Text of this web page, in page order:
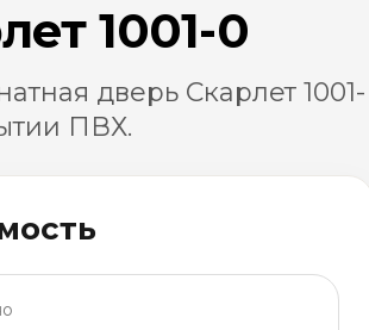
1001-0
дверь Скарлет 1001-
ПВХ.